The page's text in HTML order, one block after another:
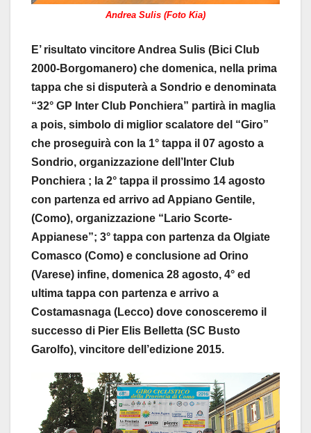
Andrea Sulis (Foto Kia)
E’ risultato vincitore Andrea Sulis (Bici Club
2000-Borgomanero) che domenica, nella prima
tappa che si disputerà a Sondrio e denominata
“32° GP Inter Club Ponchiera” partirà in maglia
a pois, simbolo di miglior scalatore del “Giro”
che proseguirà con la 1° tappa il 07 agosto a
Sondrio, organizzazione dell’Inter Club
Ponchiera ; la 2° tappa il prossimo 14 agosto
con partenza ed arrivo ad Appiano Gentile,
(Como), organizzazione “Lario Scorte-
Appianese”; 3° tappa con partenza da Olgiate
Comasco (Como) e conclusione ad Orino
(Varese) infine, domenica 28 agosto, 4° ed
ultima tappa con partenza e arrivo a
Costamasnaga (Lecco) dove conosceremo il
successo di Pier Elis Belletta (SC Busto
Garolfo), vincitore dell’edizione 2015.